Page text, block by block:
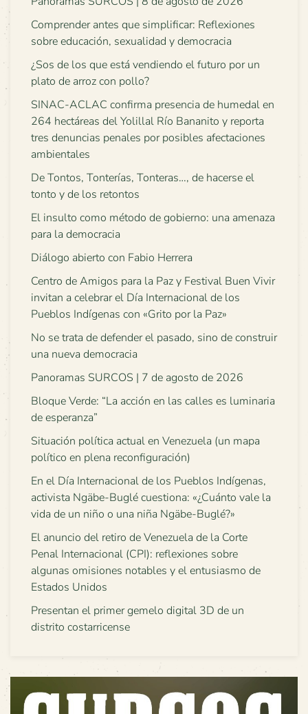
Comprender antes que simplificar: Reflexiones
sobre educación, sexualidad y democracia
¿Sos de los que está vendiendo el futuro por un
plato de arroz con pollo?
SINAC-ACLAC confirma presencia de humedal en
264 hectáreas del Yolillal Río Bananito y reporta
tres denuncias penales por posibles afectaciones
ambientales
De Tontos, Tonterías, Tonteras…, de hacerse el
tonto y de los retontos
El insulto como método de gobierno: una amenaza
para la democracia
Diálogo abierto con Fabio Herrera
Centro de Amigos para la Paz y Festival Buen Vivir
invitan a celebrar el Día Internacional de los
Pueblos Indígenas con «Grito por la Paz»
No se trata de defender el pasado, sino de construir
una nueva democracia
Panoramas SURCOS | 7 de agosto de 2026
Bloque Verde: “La acción en las calles es luminaria
de esperanza”
Situación política actual en Venezuela (un mapa
político en plena reconfiguración)
En el Día Internacional de los Pueblos Indígenas,
activista Ngäbe-Buglé cuestiona: «¿Cuánto vale la
vida de un niño o una niña Ngäbe-Buglé?»
El anuncio del retiro de Venezuela de la Corte
Penal Internacional (CPI): reflexiones sobre
algunas omisiones notables y el entusiasmo de
Estados Unidos
Presentan el primer gemelo digital 3D de un
distrito costarricense